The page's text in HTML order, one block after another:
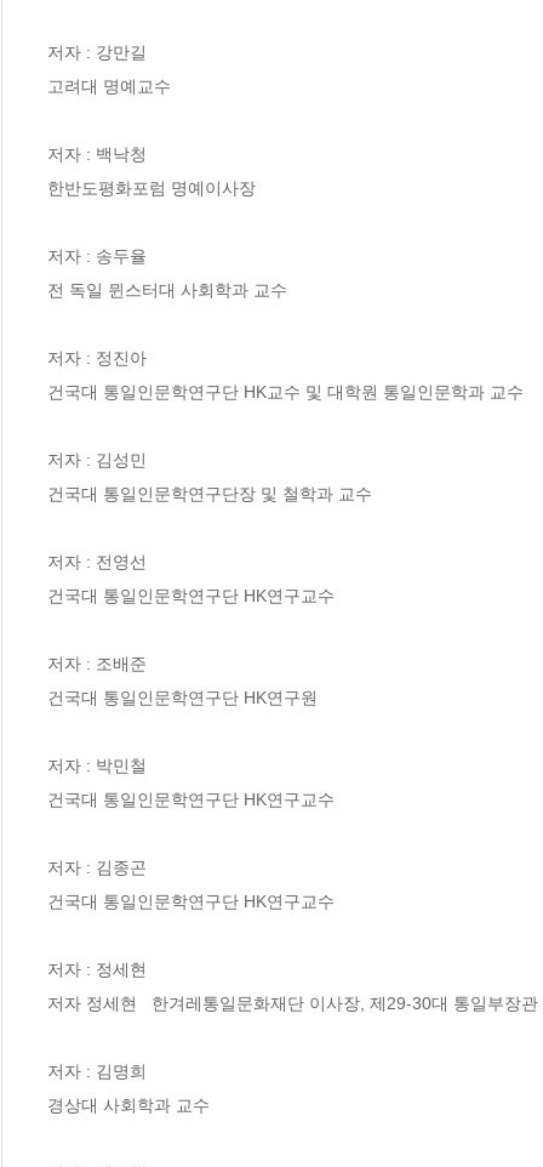
저자 : 강만길
고려대 명예교수
저자 : 백낙청
한반도평화포럼 명예이사장
저자 : 송두율
전 독일 뮌스터대 사회학과 교수
저자 : 정진아
건국대 통일인문학연구단 HK교수 및 대학원 통일인문학과 교수
저자 : 김성민
건국대 통일인문학연구단장 및 철학과 교수
저자 : 전영선
건국대 통일인문학연구단 HK연구교수
저자 : 조배준
건국대 통일인문학연구단 HK연구원
저자 : 박민철
건국대 통일인문학연구단 HK연구교수
저자 : 김종곤
건국대 통일인문학연구단 HK연구교수
저자 : 정세현
저자 정세현   한겨레통일문화재단 이사장, 제29-30대 통일부장관
저자 : 김명희
경상대 사회학과 교수